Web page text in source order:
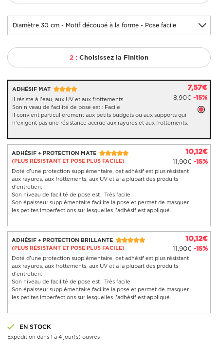
2 : Choisissez la Finition
ADHÉSIF MAT 7,57€
8,90€ -15%
Il résiste à l'eau, aux UV et aux frottements.
Son niveau de facilité de pose est : Facile
Il convient particulièrement aux petits budgets ou aux supports qui
n'exigent pas une résistance accrue aux rayures et aux frottements.
ADHÉSIF + PROTECTION MATE
(PLUS RÉSISTANT ET POSE PLUS FACILE)
10,12€
11,90€ -15%
Doté d'une protection supplémentaire, cet adhésif est plus résistant
aux rayures, aux frottements, aux UV et à la plupart des produits
d'entretien.
Son niveau de facilité de pose est : Très facile
Son épaisseur supplémentaire facilite la pose et permet de masquer
les petites imperfections sur lesquelles l'adhésif est appliqué.
ADHÉSIF + PROTECTION BRILLANTE
(PLUS RÉSISTANT ET POSE PLUS FACILE)
10,12€
11,90€ -15%
Doté d'une protection supplémentaire, cet adhésif est plus résistant
aux rayures, aux frottements, aux UV et à la plupart des produits
d'entretien.
Son niveau de facilité de pose est : Très facile
Son épaisseur supplémentaire facilite la pose et permet de masquer
les petites imperfections sur lesquelles l'adhésif est appliqué.
EN STOCK
Expédition dans 1 à 4 jour(s) ouvrés